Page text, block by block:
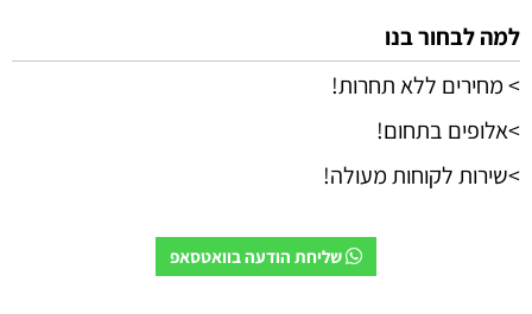
למה לבחור בנו
> מחירים ללא תחרות!
>אלופים בתחום!
>שירות לקוחות מעולה!
שליחת הודעה בוואטסאפ